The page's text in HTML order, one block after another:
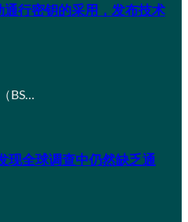
行密钥的采用，发布技术
BS…
现全球调查中仍然缺乏通